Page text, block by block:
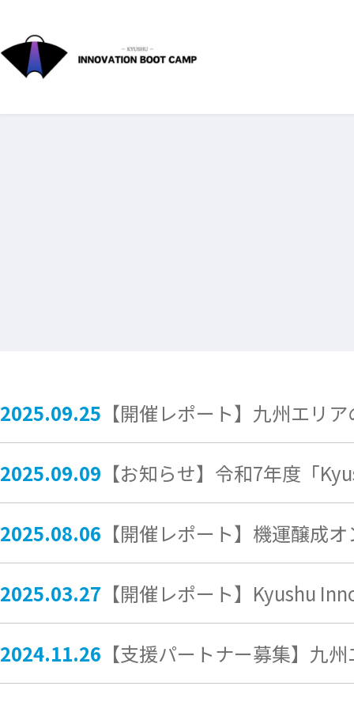
2025.09.25 【開催レポート】九州エリ
2025.09.09 【お知らせ】令和7年度「
2025.08.06 【開催レポート】機運醸成
2025.03.27 【開催レポート】Kyushu
2024.11.26 【支援パートナー募集】九